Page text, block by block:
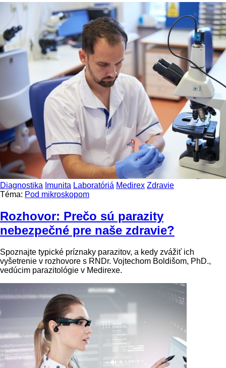
Diagnostika Imunita Laboratóriá Medirex Zdravie
Téma: Pod mikroskopom
Rozhovor: Prečo sú parazity
nebezpečné pre naše zdravie?
Spoznajte typické príznaky parazitov, a kedy zvážiť ich
vyšetrenie v rozhovore s RNDr. Vojtechom Boldišom, PhD.,
vedúcim parazitológie v Medirexe.